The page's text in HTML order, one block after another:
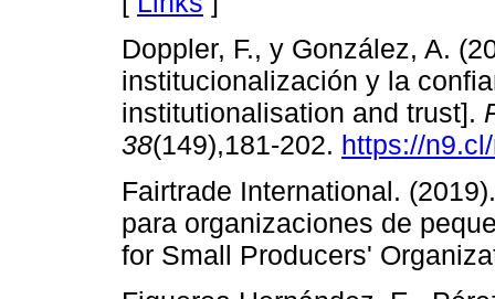
Doppler, F., y González, A.
institucionalización y la
institutionalisation and trust].
38(149),181-202. https://
Fairtrade International.
para organizaciones de
for Small Producers'